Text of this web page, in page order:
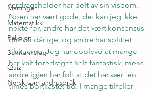
Meninger
Matematikk
Religion
Samfunnsfag
Quiz
Norsk som andrespråk
fordragsholder har delt av sin visdom.
Noen har vært gode, det kan jeg ikke
nekte for, andre har det vært konsensus
om var dårlige, og andre har splittet
tilskuerne. Jeg har opplevd at mange
har kalt foredraget helt fantastisk, mens
andre igjen har følt at det har vært en
times bortkastet tid. I mange tilfeller